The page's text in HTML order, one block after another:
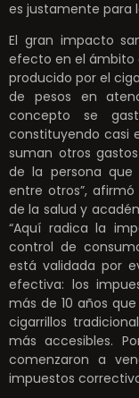
es justamente para
El gran impacto
efecto en el ámbito
producido por el
de pesos en
concepto se
constituyendo casi
suman otros
de la persona
entre otros”,
de la salud y
“Aquí radica la
control de
está validada por
efectiva: los
más de 10 años
cigarrillos
más accesibles.
comenzaron a
impuestos